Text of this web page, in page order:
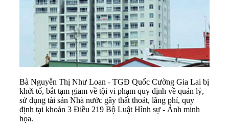
Bà Nguyễn Thị Như Loan - TGĐ Quốc Cường Gia Lai bị
khởi tố, bắt tạm giam về tội vi phạm quy định về quản lý,
sử dụng tài sản Nhà nước gây thất thoát, lãng phí, quy
định tại khoản 3 Điều 219 Bộ Luật Hình sự - Ảnh minh
họa.